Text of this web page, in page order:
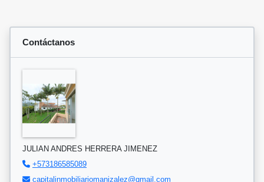
Contáctanos
JULIAN ANDRES HERRERA JIMENEZ
+573186585089
capitalinmobiliariomanizalez@gmail.com